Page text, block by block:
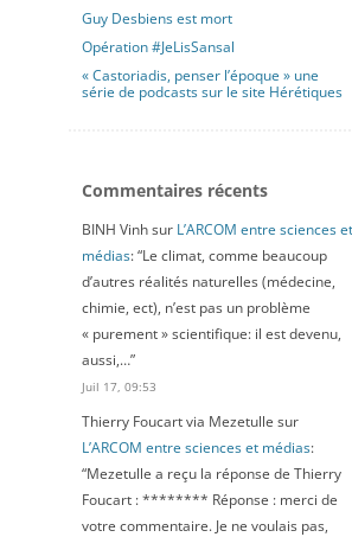
Guy Desbiens est mort
Opération #JeLisSansal
« Castoriadis, penser l’époque » une
série de podcasts sur le site Hérétiques
Commentaires récents
BINH Vinhsur L’ARCOM entre sciences et
médias: “Le climat, comme beaucoup
d’autres réalités naturelles (médecine,
chimie, ect), n’est pas un problème
« purement » scientifique: il est devenu,
aussi,…”
Juil 17, 09:53
Thierry Foucart via Mezetulle sur
L’ARCOM entre sciences et médias:
“Mezetulle a reçu la réponse de Thierry
Foucart : ******** Réponse : merci de
votre commentaire. Je ne voulais pas,